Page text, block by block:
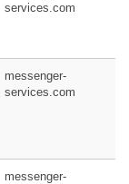
services.com
messenger-
services.com
messenger-